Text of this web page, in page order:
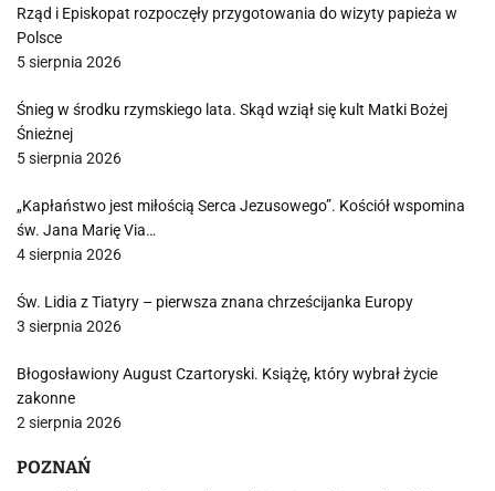
Rząd i Episkopat rozpoczęły przygotowania do wizyty papieża w
Polsce
5 sierpnia 2026
Śnieg w środku rzymskiego lata. Skąd wziął się kult Matki Bożej
Śnieżnej
5 sierpnia 2026
„Kapłaństwo jest miłością Serca Jezusowego”. Kościół wspomina
św. Jana Marię Via…
4 sierpnia 2026
Św. Lidia z Tiatyry – pierwsza znana chrześcijanka Europy
3 sierpnia 2026
Błogosławiony August Czartoryski. Książę, który wybrał życie
zakonne
2 sierpnia 2026
POZNAŃ